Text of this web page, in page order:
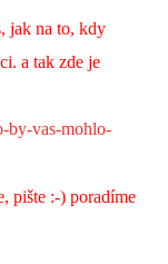
jak na to, kdy
a tak zde je
by-vas-mohlo-
pište :-) poradíme